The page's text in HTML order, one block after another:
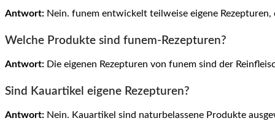
Antwort: Nein. funem entwickelt teilweise eigene
Welche Produkte sind funem-Rezepturen?
Antwort: Die eigenen Rezepturen von funem sind der
Sind Kauartikel eigene Rezepturen?
Antwort: Nein. Kauartikel sind naturbelassene Produkte